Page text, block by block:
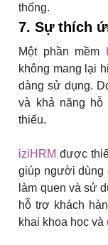
thống.
7. Sự thích
Một phần mềm
không mang lại
dàng sử dụng.
và khả năng
thiếu.
iziHRM được
giúp người dùng
làm quen và sử
hỗ trợ khách
khai khoa học và